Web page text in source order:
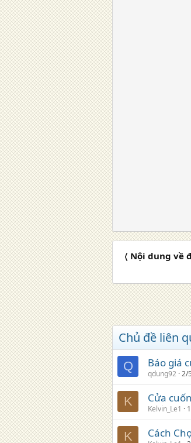
〈 Nội dung
Chủ đề liên
Q Báo giá
qdung92 2/
K Cửa
Kelvin_Le1
K Cách